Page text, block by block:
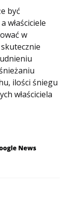
być
właściciele
w
ilości śniegu
właściciela